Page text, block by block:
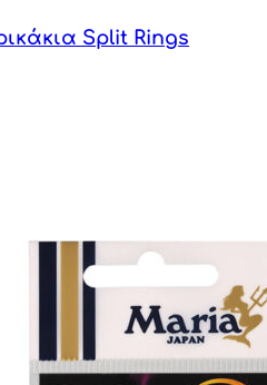
Split Rings